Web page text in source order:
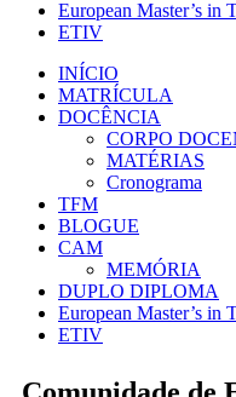
European Master’s in
ETIV
INÍCIO
MATRÍCULA
DOCÊNCIA
CORPO
MATÉRIAS
Cronograma
TFM
BLOGUE
CAM
MEMÓRIA
DUPLO DIPLOMA
European Master’s in
ETIV